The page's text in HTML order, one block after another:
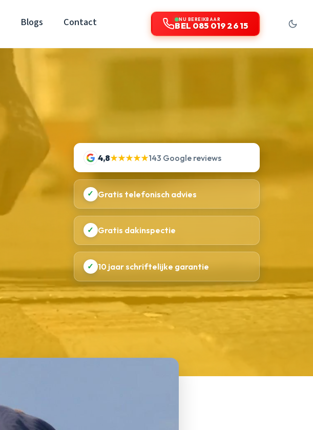
Blogs Contact NU BEREIKBAAR
BEL 085 019 26 15
4,8★★★★★143 Google reviews
✓ Gratis telefonisch advies
✓ Gratis dakinspectie
✓ 10 jaar schriftelijke garantie